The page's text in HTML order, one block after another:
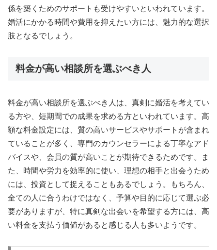
係を築くためのサポートも受けやすいといわれています。
婚活にかかる時間や費用を抑えたい方には、魅力的な選択
肢となるでしょう。
料金が高い相談所を選ぶべき人
料金が高い相談所を選ぶべき人は、真剣に婚活を考えてい
る方や、短期間での成果を求める方といわれています。高
額な料金設定には、質の高いサービスやサポートが含まれ
ていることが多く、専門のカウンセラーによる丁寧なアド
バイスや、会員の質が高いことが期待できるためです。ま
た、時間や労力を効率的に使い、理想の相手と出会うため
には、投資として捉えることもあるでしょう。もちろん、
全ての人に合うわけではなく、予算や目的に応じて選ぶ必
要がありますが、特に真剣な出会いを希望する方には、高
い料金を支払う価値があると感じる人も多いようです。